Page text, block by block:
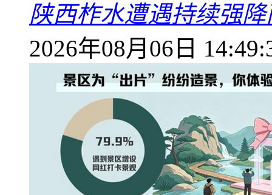
陕西柞水遭遇持续强
2026年08月06日